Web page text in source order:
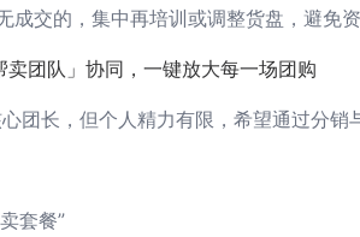
成交的，集中再培训或调整货盘，避免
团队」协同，一键放大每一场团购
团长，但个人精力有限，希望通过分销
套餐”